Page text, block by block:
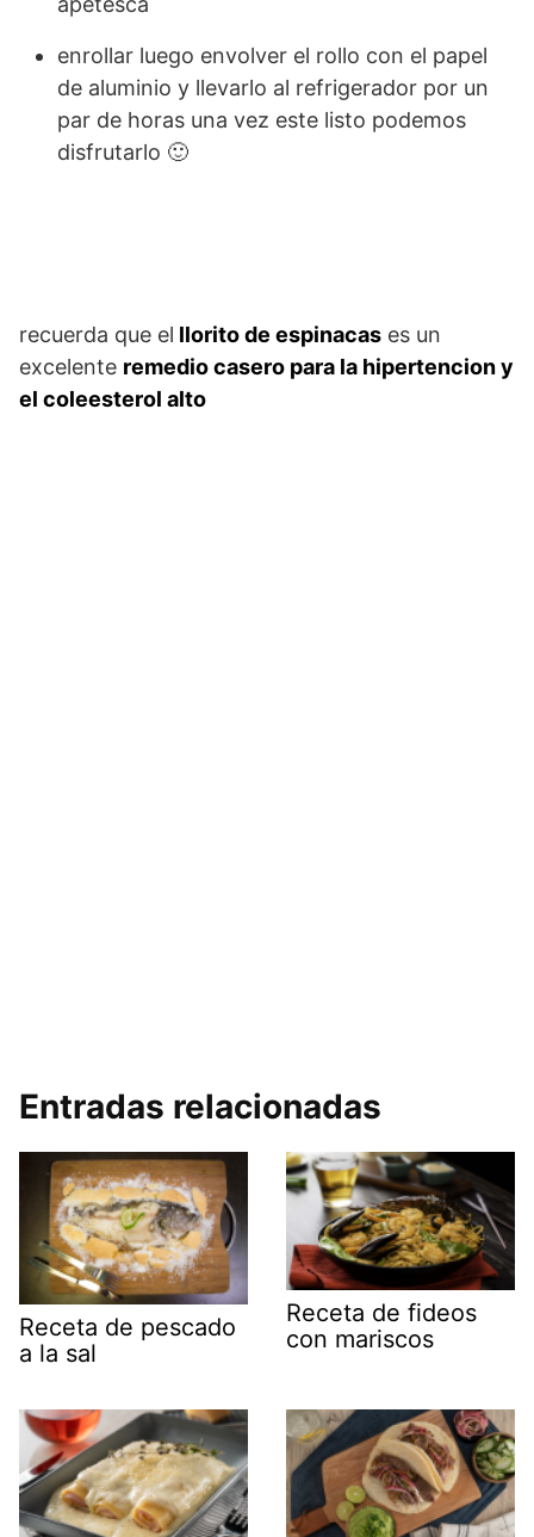
enrollar luego envolver el rollo con el papel
de aluminio y llevarlo al refrigerador por un
par de horas una vez este listo podemos
disfrutarlo 🙂
recuerda que el llorito de espinacas es un
excelente remedio casero para la hipertencion y
el coleesterol alto
Entradas relacionadas
Receta de pescado
a la sal
Receta de fideos
con mariscos